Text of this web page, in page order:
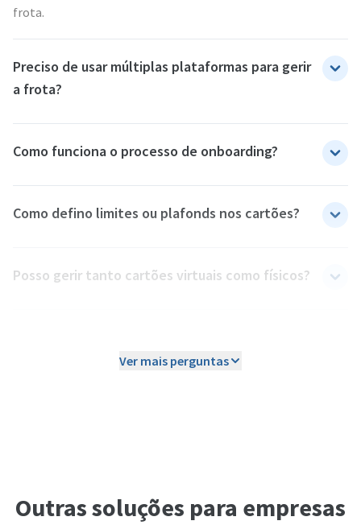
frota.
Preciso de usar múltiplas plataformas para gerir
a frota?
Como funciona o processo de onboarding?
Como defino limites ou plafonds nos cartões?
Posso gerir tanto cartões virtuais como físicos?
Ver mais perguntas
Outras soluções para empresas